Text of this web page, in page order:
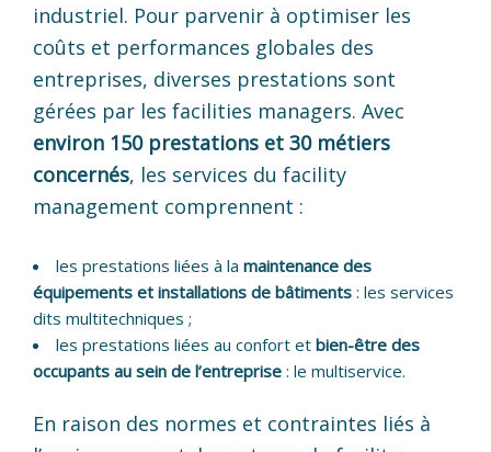
industriel. Pour parvenir à optimiser les
coûts et performances globales des
entreprises, diverses prestations sont
gérées par les facilities managers. Avec
environ 150 prestations et 30 métiers
concernés, les services du facility
management comprennent :
les prestations liées à la maintenance des
équipements et installations de bâtiments : les services
dits multitechniques ;
les prestations liées au confort et bien-être des
occupants au sein de l’entreprise : le multiservice.
En raison des normes et contraintes liés à